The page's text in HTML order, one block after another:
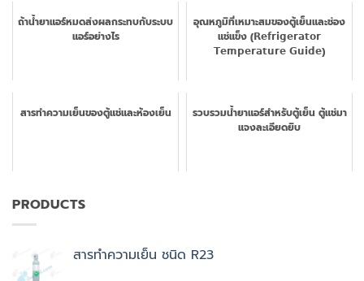
ถ้าน้ำยาแอร์หมดส่งผลกระทบกับระบบ
แอร์อย่างไร
อุณหภูมิที่เหมาะสมของตู้เย็นและช่อง
แช่แข็ง (𝗥𝗲𝗳𝗿𝗶𝗴𝗲𝗿𝗮𝘁𝗼𝗿
𝗧𝗲𝗺𝗽𝗲𝗿𝗮𝘁𝘂𝗿𝗲 𝗚𝘂𝗶𝗱𝗲)
สารทำความเย็นของตู้แช่และห้องเย็น
รวบรวมน้ำยาแอร์สำหรับตู้เย็น ตู้แช่มา
แจงละเอียดยิบ
PRODUCTS
สารทำความเย็น ชนิด R23